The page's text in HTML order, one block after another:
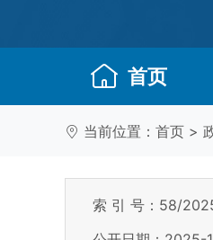
首页
当前位置： 首页 >
索 引 号：58/